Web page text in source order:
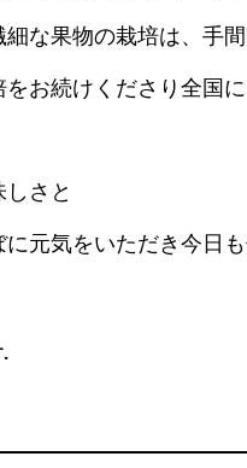
な果物の栽培は、手
お続けくださり全国
さと
元気をいただき今日も